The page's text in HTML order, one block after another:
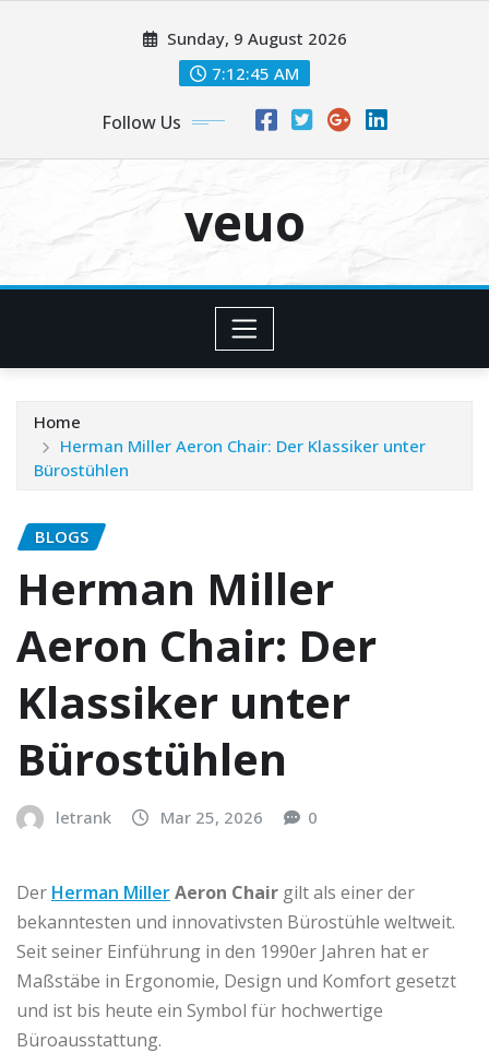
Sunday, 9 August 2026
7:12:46 AM
Follow Us
veuo
Home
Herman Miller Aeron Chair: Der Klassiker unter
Bürostühlen
BLOGS
Herman Miller
Aeron Chair: Der
Klassiker unter
Bürostühlen
letrank Mar 25, 2026 0
Der Herman MillerAeron Chair gilt als einer der
bekanntesten und innovativsten Bürostühle weltweit.
Seit seiner Einführung in den 1990er Jahren hat er
Maßstäbe in Ergonomie, Design und Komfort gesetzt
und ist bis heute ein Symbol für hochwertige
Büroausstattung.